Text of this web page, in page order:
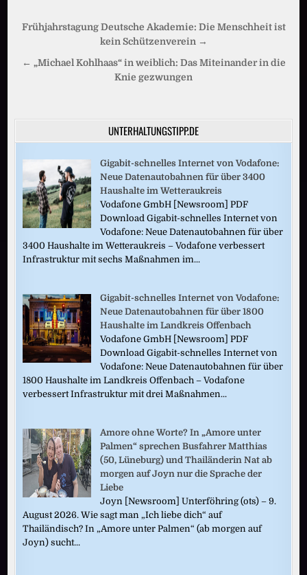
Beitragsnavigation
Frühjahrstagung Deutsche Akademie: Die Menschheit ist
kein Schützenverein →
← „Michael Kohlhaas“ in weiblich: Das Miteinander in die
Knie gezwungen
UNTERHALTUNGSTIPP.DE
Gigabit-schnelles Internet von Vodafone:
Neue Datenautobahnen für über 3400
Haushalte im Wetteraukreis
Vodafone GmbH [Newsroom] PDF
Download Gigabit-schnelles Internet von
Vodafone: Neue Datenautobahnen für über
3400 Haushalte im Wetteraukreis – Vodafone verbessert
Infrastruktur mit sechs Maßnahmen im...
Gigabit-schnelles Internet von Vodafone:
Neue Datenautobahnen für über 1800
Haushalte im Landkreis Offenbach
Vodafone GmbH [Newsroom] PDF
Download Gigabit-schnelles Internet von
Vodafone: Neue Datenautobahnen für über
1800 Haushalte im Landkreis Offenbach – Vodafone
verbessert Infrastruktur mit drei Maßnahmen...
Amore ohne Worte? In „Amore unter
Palmen“ sprechen Busfahrer Matthias
(50, Lüneburg) und Thailänderin Nat ab
morgen auf Joyn nur die Sprache der
Liebe
Joyn [Newsroom] Unterföhring (ots) – 9.
August 2026. Wie sagt man „Ich liebe dich“ auf
Thailändisch? In „Amore unter Palmen“ (ab morgen auf
Joyn) sucht...